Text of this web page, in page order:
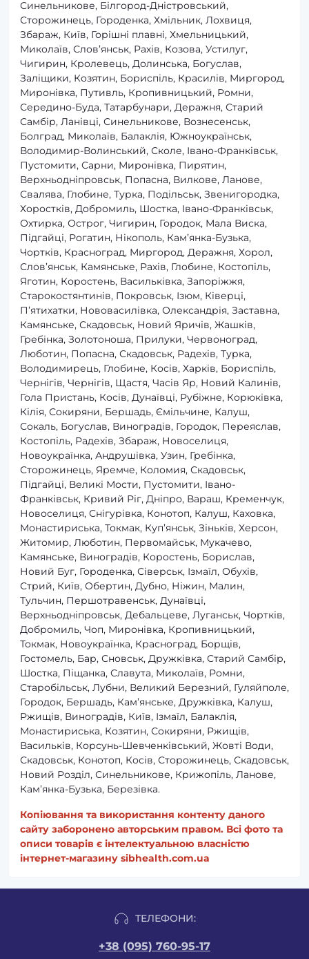
Синельникове, Білгород-Дністровський,
Сторожинець, Городенка, Хмільник, Лохвиця,
Збараж, Київ, Горішні плавні, Хмельницький,
Миколаїв, Слов’янськ, Рахів, Козова, Устилуг,
Чигирин, Кролевець, Долинська, Богуслав,
Заліщики, Козятин, Бориспіль, Красилів, Миргород,
Миронівка, Путивль, Кропивницький, Ромни,
Середино-Буда, Татарбунари, Деражня, Старий
Самбір, Ланівці, Синельникове, Вознесенськ,
Болград, Миколаїв, Балаклія, Южноукраїнськ,
Володимир-Волинський, Сколе, Івано-Франківськ,
Пустомити, Сарни, Миронівка, Пирятин,
Верхньодніпровськ, Попасна, Вилкове, Ланове,
Свалява, Глобине, Турка, Подільськ, Звенигородка,
Хоростків, Добромиль, Шостка, Івано-Франківськ,
Охтирка, Острог, Чигирин, Городок, Мала Виска,
Підгайці, Рогатин, Нікополь, Кам’янка-Бузька,
Чортків, Красноград, Миргород, Деражня, Хорол,
Слов’янськ, Камянське, Рахів, Глобине, Костопіль,
Яготин, Коростень, Васильківка, Запоріжжя,
Старокостянтинів, Покровськ, Ізюм, Ківерці,
П’ятихатки, Нововасилівка, Олександрія, Заставна,
Камянське, Скадовськ, Новий Яричів, Жашків,
Гребінка, Золотоноша, Прилуки, Червоноград,
Люботин, Попасна, Скадовськ, Радехів, Турка,
Володимирець, Глобине, Косів, Харків, Бориспіль,
Чернігів, Чернігів, Щастя, Часів Яр, Новий Калинів,
Гола Пристань, Косів, Дунаївці, Рубіжне, Корюківка,
Кілія, Сокиряни, Бершадь, Ємільчине, Калуш,
Сокаль, Богуслав, Виноградів, Городок, Переяслав,
Костопіль, Радехів, Збараж, Новоселиця,
Новоукраїнка, Андрушівка, Узин, Гребінка,
Сторожинець, Яремче, Коломия, Скадовськ,
Підгайці, Великі Мости, Пустомити, Івано-
Франківськ, Кривий Ріг, Дніпро, Вараш, Кременчук,
Новоселиця, Снігурівка, Конотоп, Калуш, Каховка,
Монастириська, Токмак, Куп’янськ, Зіньків, Херсон,
Житомир, Люботин, Первомайськ, Мукачево,
Камянське, Виноградів, Коростень, Борислав,
Новий Буг, Городенка, Сіверськ, Ізмаїл, Обухів,
Стрий, Київ, Обертин, Дубно, Ніжин, Малин,
Тульчин, Першотравенськ, Дунаївці,
Верхньодніпровськ, Дебальцеве, Луганськ, Чортків,
Добромиль, Чоп, Миронівка, Кропивницький,
Токмак, Новоукраїнка, Красноград, Борщів,
Гостомель, Бар, Сновськ, Дружківка, Старий Самбір,
Шостка, Піщанка, Славута, Миколаїв, Ромни,
Старобільськ, Лубни, Великий Березний, Гуляйполе,
Городок, Бершадь, Кам’янське, Дружківка, Калуш,
Ржищів, Виноградів, Київ, Ізмаїл, Балаклія,
Монастириська, Козятин, Сокиряни, Ржищів,
Васильків, Корсунь-Шевченківський, Жовті Води,
Скадовськ, Конотоп, Косів, Сторожинець, Скадовськ,
Новий Розділ, Синельникове, Крижопіль, Ланове,
Кам’янка-Бузька, Березівка.
Копіювання та використання контенту даного
сайту заборонено авторським правом. Всі фото та
описи товарів є інтелектуальною власністю
інтернет-магазину sibhealth.com.ua
ТЕЛЕФОНИ:
+38 (095) 760-95-17